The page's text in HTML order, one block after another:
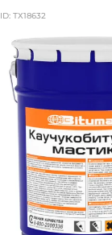
ID: ТХ18632